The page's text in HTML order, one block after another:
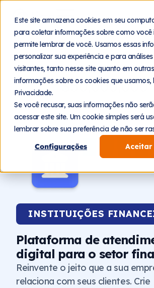
Este site armazena cookies em seu
para coletar informações sobre como você
permite lembrar de você. Usamos essas
personalizar sua experiência e para
visitantes, tanto nesse site quanto em
informações sobre os cookies que usamos,
Privacidade.
Se você recusar, suas informações não
acessar este site. Um cookie simples será
lembrar sobre sua preferência de não ser
Configurações
Aceitar
INSTITUIÇÕES
Plataforma de
digital para o setor
Reinvente o jeito que a sua
relaciona com seus clientes. Crie